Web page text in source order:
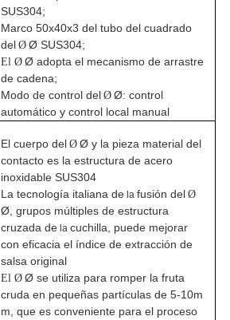
SUS304;
Marco 50x40x3 del tubo del cuadrado
del Ø Ø SUS304;
El Ø Ø adopta el mecanismo de arrastre
de cadena;
Modo de control del Ø Ø: control
automático y control local manual
El cuerpo del Ø Ø y la pieza material del
contacto es la estructura de acero
inoxidable SUS304
La tecnología italiana de lafusión del Ø
Ø, grupos múltiples de estructura
cruzada de lacuchilla, puede mejorar
con eficacia el índice de extracción de
salsa original
El Ø Ø se utiliza para romper la fruta
cruda en pequeñas partículas de 5-10m
m, que es conveniente para el proceso